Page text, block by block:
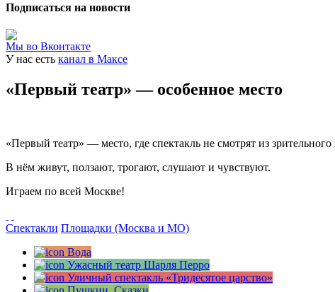
Подписаться на новости
Мы во Вконтакте
У нас есть канал в Максе
«Первый театр» — особенное место
«Первый театр» — место, где спектакль не смотрят из зрительного
В нём живут, ползают, трогают, слушают и чувствуют.
Играем по всей Москве!
Спектакли Площадки (Москва и МО)
Вода
Ужасный театр Шарля Перро
Уличный спектакль «Тридесятое царство»